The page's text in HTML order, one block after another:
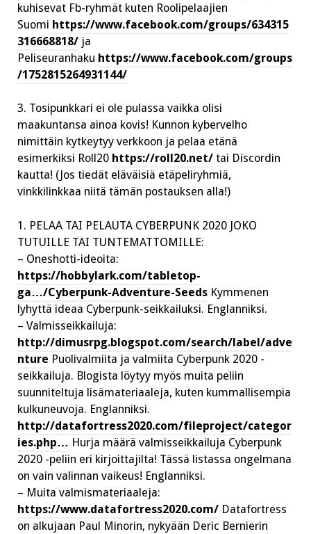
kuhisevat Fb-ryhmät kuten Roolipelaajien
Suomi https://www.facebook.com/groups/634315
316668818/ ja
Peliseuranhaku https://www.facebook.com/groups
/1752815264931144/
3. Tosipunkkari ei ole pulassa vaikka olisi
maakuntansa ainoa kovis! Kunnon kybervelho
nimittäin kytkeytyy verkkoon ja pelaa etänä
esimerkiksi Roll20 https://roll20.net/ tai Discordin
kautta! (Jos tiedät eläväisiä etäpeliryhmiä,
vinkkilinkkaa niitä tämän postauksen alla!)
1. PELAA TAI PELAUTA CYBERPUNK 2020 JOKO
TUTUILLE TAI TUNTEMATTOMILLE:
– Oneshotti-ideoita:
https://hobbylark.com/tabletop-
ga…/Cyberpunk-Adventure-Seeds Kymmenen
lyhyttä ideaa Cyberpunk-seikkailuksi. Englanniksi.
– Valmisseikkailuja:
http://dimusrpg.blogspot.com/search/label/adve
nture Puolivalmiita ja valmiita Cyberpunk 2020 -
seikkailuja. Blogista löytyy myös muita peliin
suunniteltuja lisämateriaaleja, kuten kummallisempia
kulkuneuvoja. Englanniksi.
http://datafortress2020.com/fileproject/categor
ies.php… Hurja määrä valmisseikkailuja Cyberpunk
2020 -peliin eri kirjoittajilta! Tässä listassa ongelmana
on vain valinnan vaikeus! Englanniksi.
– Muita valmismateriaaleja:
https://www.datafortress2020.com/ Datafortress
on alkujaan Paul Minorin, nykyään Deric Bernierin